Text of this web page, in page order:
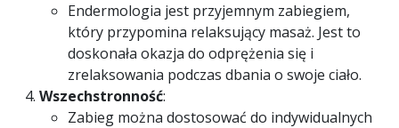
Endermologia jest przyjemnym zabiegiem,
który przypomina relaksujący masaż. Jest to
doskonała okazja do odprężenia się i
zrelaksowania podczas dbania o swoje ciało.
Wszechstronność:
Zabieg można dostosować do indywidualnych